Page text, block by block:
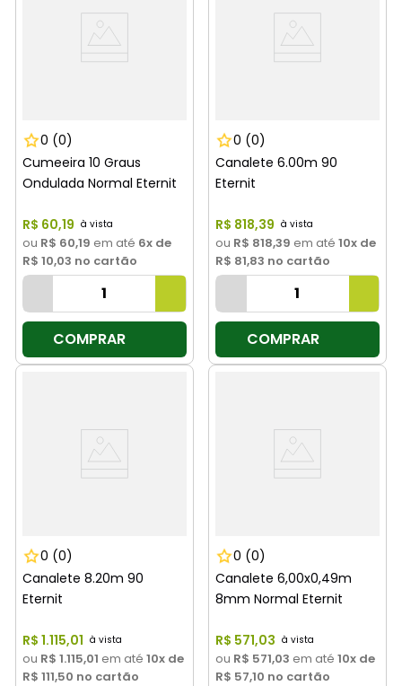
0 (0)
Cumeeira 10 Graus
Ondulada Normal Eternit
R$ 60,19
ou R$ 60,19 em até 6x de
R$ 10,03 no cartão
COMPRAR
0 (0)
Canalete 6.00m 90
Eternit
R$ 818,39
ou R$ 818,39 em até 10x de
R$ 81,83 no cartão
COMPRAR
0 (0)
Canalete 8.20m 90
Eternit
R$ 1.115,01
ou R$ 1.115,01 em até 10x de
R$ 111,50 no cartão
0 (0)
Canalete 6,00x0,49m
8mm Normal Eternit
R$ 571,03
ou R$ 571,03 em até 10x de
R$ 57,10 no cartão